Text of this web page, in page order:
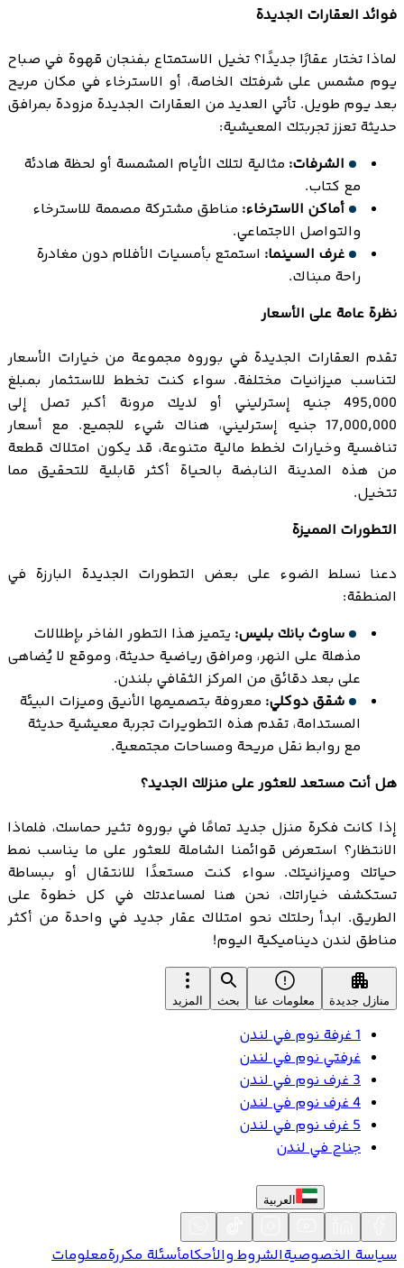
فوائد العقارات الجديدة
لماذا تختار عقارًا جديدًا؟ تخيل الاستمتاع بفنجان قهوة في صباح
يوم مشمس على شرفتك الخاصة، أو الاسترخاء في مكان مريح
بعد يوم طويل. تأتي العديد من العقارات الجديدة مزودة بمرافق
حديثة تعزز تجربتك المعيشية:
الشرفات: مثالية لتلك الأيام المشمسة أو لحظة هادئة
مع كتاب.
أماكن الاسترخاء: مناطق مشتركة مصممة للاسترخاء
والتواصل الاجتماعي.
غرف السينما: استمتع بأمسيات الأفلام دون مغادرة
راحة مبناك.
نظرة عامة على الأسعار
تقدم العقارات الجديدة في بوروه مجموعة من خيارات الأسعار
لتناسب ميزانيات مختلفة. سواء كنت تخطط للاستثمار بمبلغ
495,000 جنيه إسترليني أو لديك مرونة أكبر تصل إلى
17,000,000 جنيه إسترليني، هناك شيء للجميع. مع أسعار
تنافسية وخيارات لخطط مالية متنوعة، قد يكون امتلاك قطعة
من هذه المدينة النابضة بالحياة أكثر قابلية للتحقيق مما
تتخيل.
التطورات المميزة
دعنا نسلط الضوء على بعض التطورات الجديدة البارزة في
المنطقة:
ساوث بانك بليس: يتميز هذا التطور الفاخر بإطلالات
مذهلة على النهر، ومرافق رياضية حديثة، وموقع لا يُضاهى
على بعد دقائق من المركز الثقافي بلندن.
شقق دوكلي: معروفة بتصميمها الأنيق وميزات البيئة
المستدامة، تقدم هذه التطويرات تجربة معيشية حديثة
مع روابط نقل مريحة ومساحات مجتمعية.
هل أنت مستعد للعثور على منزلك الجديد؟
إذا كانت فكرة منزل جديد تمامًا في بوروه تثير حماسك، فلماذا
الانتظار؟ استعرض قوائمنا الشاملة للعثور على ما يناسب نمط
حياتك وميزانيتك. سواء كنت مستعدًا للانتقال أو ببساطة
تستكشف خياراتك، نحن هنا لمساعدتك في كل خطوة على
الطريق. ابدأ رحلتك نحو امتلاك عقار جديد في واحدة من أكثر
مناطق لندن ديناميكية اليوم!
منازل جديدة معلومات عنا بحث المزيد
1 غرفة نوم في لندن
غرفتي نوم في لندن
3 غرف نوم في لندن
4 غرف نوم في لندن
5 غرف نوم في لندن
جناح في لندن
العربية
سياسة الخصوصيةالشروط والأحكامأسئلة مكررةمعلومات